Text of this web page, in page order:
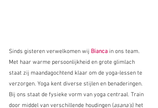
Sinds gisteren verwelkomen wij Bianca in ons team.
Met haar warme persoonlijkheid en grote glimlach
staat zij maandagochtend klaar om de yoga-lessen te
verzorgen. Yoga kent diverse stijlen en benaderingen.
Bij ons staat de fysieke vorm van yoga centraal. Train
door middel van verschillende houdingen (asana's) het